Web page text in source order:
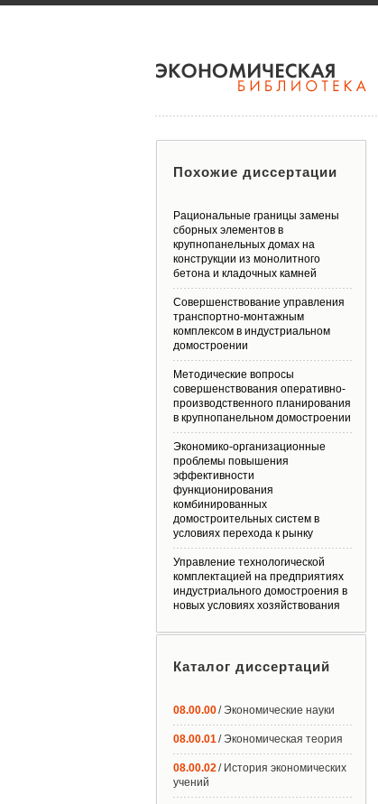
Похожие диссертации
Рациональные границы замены
сборных элементов в
крупнопанельных домах на
конструкции из монолитного
бетона и кладочных камней
Совершенствование управления
транспортно-монтажным
комплексом в индустриальном
домостроении
Методические вопросы
совершенствования оперативно-
производственного планирования
в крупнопанельном домостроении
Экономико-организационные
проблемы повышения
эффективности
функционирования
комбинированных
домостроительных систем в
условиях перехода к рынку
Управление технологической
комплектацией на предприятиях
индустриального домостроения в
новых условиях хозяйствования
Каталог диссертаций
08.00.00/ Экономические науки
08.00.01/ Экономическая теория
08.00.02/ История экономических
учений